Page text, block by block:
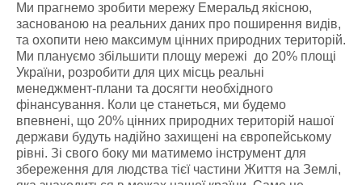
Ми прагнемо зробити мережу Емеральд якісною,
заснованою на реальних даних про поширення видів,
та охопити нею максимум цінних природних територій.
Ми плануємо збільшити площу мережі до 20% площі
України, розробити для цих місць реальні
менеджмент-плани та досягти необхідного
фінансування. Коли це станеться, ми будемо
впевнені, що 20% цінних природних територій нашої
держави будуть надійно захищені на європейському
рівні. Зі свого боку ми матимемо інструмент для
збереження для людства тієї частини Життя на Землі,